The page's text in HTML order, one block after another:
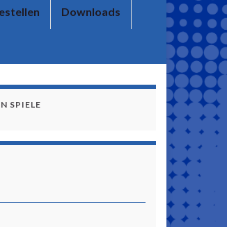
Downloads
SPIELE